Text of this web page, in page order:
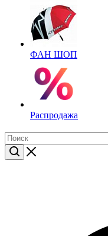
ФАН ШОП
Распродажа